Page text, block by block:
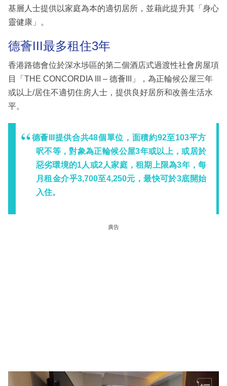
基層⼈⼠提供以家庭為本的適切居所，並藉此提升其「⾝⼼
靈健康」。
德薈III最多租住3年
香港路德會位於深水埗區的第二個酒店式過渡性社會房屋項
目「THE CONCORDIA III – 德薈III」，為正輪候公屋三年
或以上/居住不適切住房人士，提供良好居所和改善生活水
平。
德薈III提供合共48個單位，面積約92至103平方
呎不等，對象為正輪候公屋3年或以上，或居於
惡劣環境的1人或2人家庭，租期上限為3年，每
月租金介乎3,700⾄4,250元，最快可於3底開始
入住。
廣告